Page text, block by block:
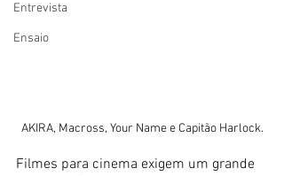
Entrevista
Ensaio
AKIRA, Macross, Your Name e Capitão Harlock.
Filmes para cinema exigem um grande